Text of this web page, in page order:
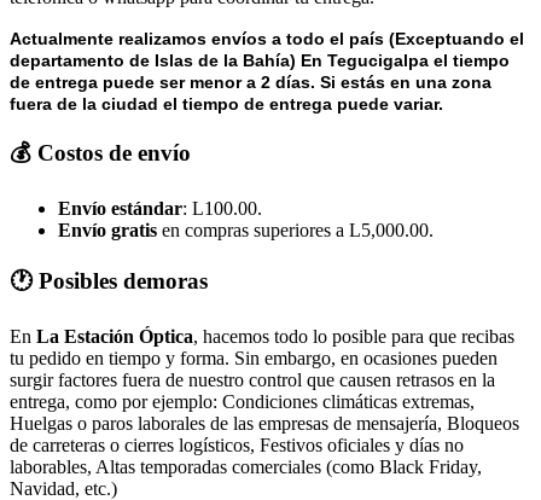
Actualmente realizamos envíos a todo el país (Exceptuando el
departamento de Islas de la Bahía) En Tegucigalpa el tiempo
de entrega puede ser menor a 2 días. Si estás en una zona
fuera de la ciudad el tiempo de entrega puede variar.
💰 Costos de envío
Envío estándar: L100.00.
Envío gratis en compras superiores a L5,000.00.
🕐 Posibles demoras
En La Estación Óptica, hacemos todo lo posible para que recibas
tu pedido en tiempo y forma. Sin embargo, en ocasiones pueden
surgir factores fuera de nuestro control que causen retrasos en la
entrega, como por ejemplo: Condiciones climáticas extremas,
Huelgas o paros laborales de las empresas de mensajería, Bloqueos
de carreteras o cierres logísticos, Festivos oficiales y días no
laborables, Altas temporadas comerciales (como Black Friday,
Navidad, etc.)